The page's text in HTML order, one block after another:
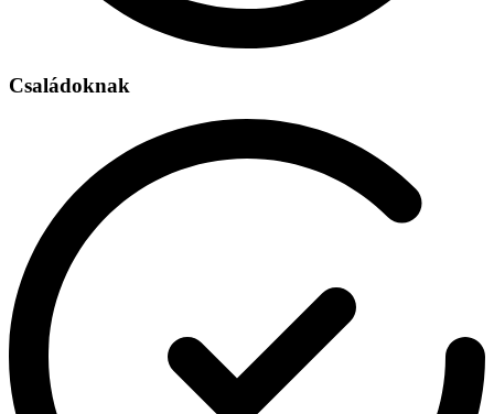
Családoknak